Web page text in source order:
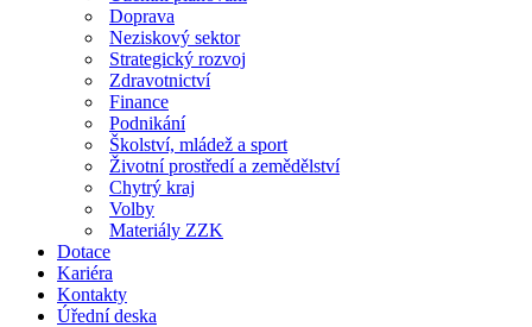
Doprava
Neziskový sektor
Strategický rozvoj
Zdravotnictví
Finance
Podnikání
Školství, mládež a sport
Životní prostředí a zemědělství
Chytrý kraj
Volby
Materiály ZZK
Dotace
Kariéra
Kontakty
Úřední deska